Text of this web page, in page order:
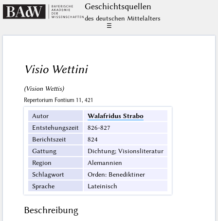
Geschichts­quellen
des deutschen Mittelalters
☰
Visio Wettini
(Vision Wettis)
Repertorium Fontium 11, 421
Autor
Walafridus Strabo
Entstehungszeit
826-827
Berichtszeit
824
Gattung
Dichtung; Visionsliteratur
Region
Alemannien
Schlagwort
Orden: Benediktiner
Sprache
Lateinisch
Beschreibung